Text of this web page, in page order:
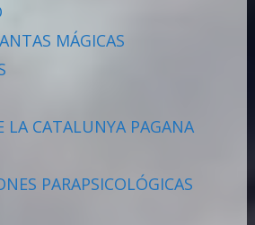
MÁGICAS
LA CATALUNYA PAGANA
PARAPSICOLÓGICAS